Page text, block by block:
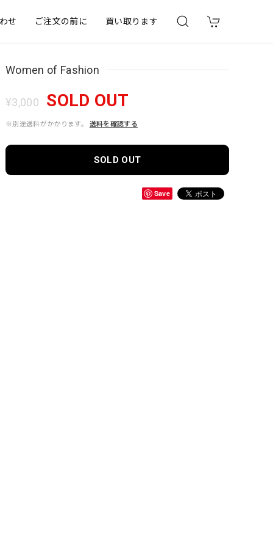
せ ご注文の前に 買い取ります
Women of Fashion
¥3,000 SOLD OUT
※別途送料がかかります。 送料を確認する
SOLD OUT
Save